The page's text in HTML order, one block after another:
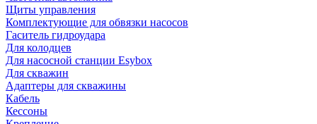
Щиты управления
Комплектующие для обвязки насосов
Гаситель гидроудара
Для колодцев
Для насосной станции Esybox
Для скважин
Адаптеры для скважины
Кабель
Кессоны